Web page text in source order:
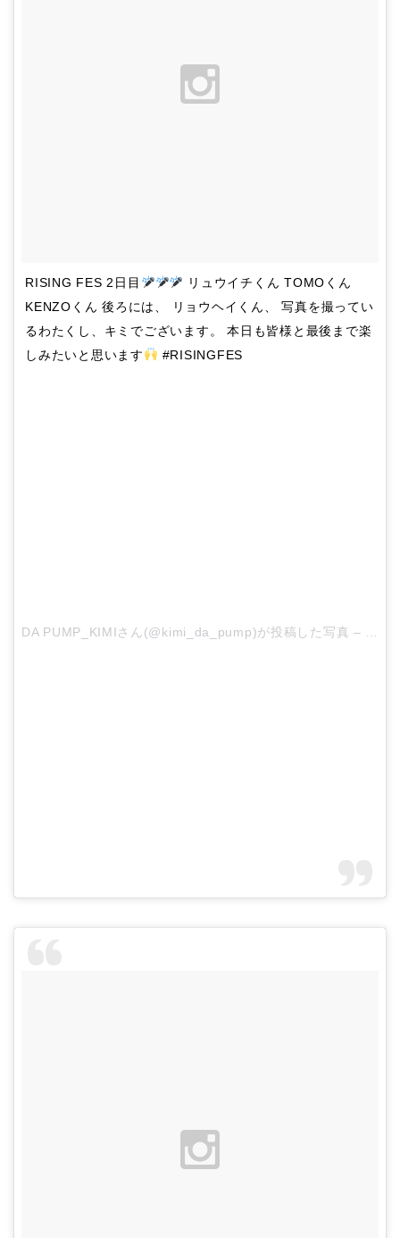
RISING FES 2日目
リュウイチくん TOMOくん
KENZOくん 後ろには、 リョウヘイくん、 写真を撮ってい
るわたくし、キミでございます。 本日も皆様と最後まで楽
しみたいと思います
#RISINGFES